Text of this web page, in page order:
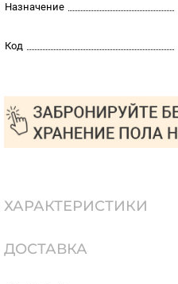
Назначение
Код
ХАРАКТЕРИСТИКИ
ДОСТАВКА